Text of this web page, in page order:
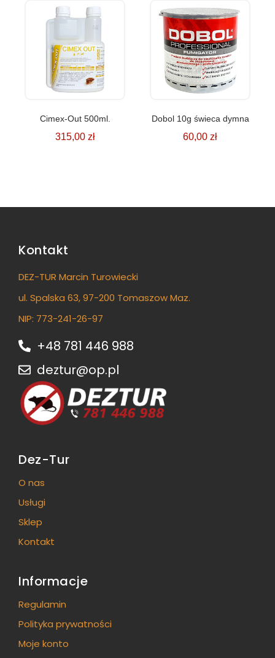
Cimex-Out 500ml.
315,00 zł
Dobol 10g świeca dymna
60,00 zł
Kontakt
DEZ-TUR Marcin Turowiecki
ul. Spalska 63, 97-200 Tomaszow Maz.
NIP: 773-241-26-97
+48 781 446 988
deztur@op.pl
Dez-Tur
O nas
Usługi
Sklep
Kontakt
Informacje
Regulamin
Polityka prywatności
Moje konto